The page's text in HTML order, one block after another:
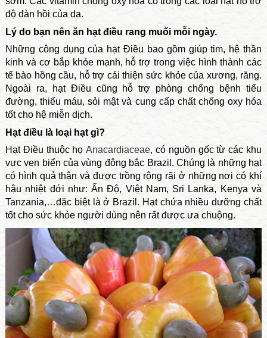
độ đàn hồi của da.
Lý do bạn nên ăn hạt điều rang muối mỗi ngày.
Những công dụng của hạt Điều bao gồm giúp tim, hệ thần
kinh và cơ bắp khỏe mạnh, hỗ trợ trong việc hình thành các
tế bào hồng cầu, hỗ trợ cải thiện sức khỏe của xương, răng.
Ngoài ra, hạt Điều cũng hỗ trợ phòng chống bệnh tiểu
đường, thiếu máu, sỏi mật và cung cấp chất chống oxy hóa
tốt cho hệ miễn dịch.
Hạt điều là loại hạt gì?
Hạt Điều thuộc họAnacardiaceae, có nguồn gốc từ các khu
vực ven biển của vùng đông bắc Brazil. Chúng là những hạt
có hình quả thận và được trồng rộng rãi ở những nơi có khí
hậu nhiệt đới như: Ấn Độ, Việt Nam, Sri Lanka, Kenya và
Tanzania,…đặc biệt là ở Brazil. Hạt chứa nhiều dưỡng chất
tốt cho sức khỏe người dùng nên rất được ưa chuộng.